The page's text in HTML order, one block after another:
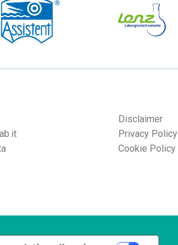
Disclaimer
Privacy Policy
Cookie Policy